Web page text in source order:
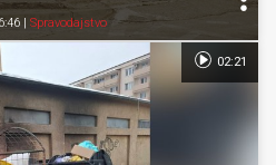
Spravodajstvo
02:21